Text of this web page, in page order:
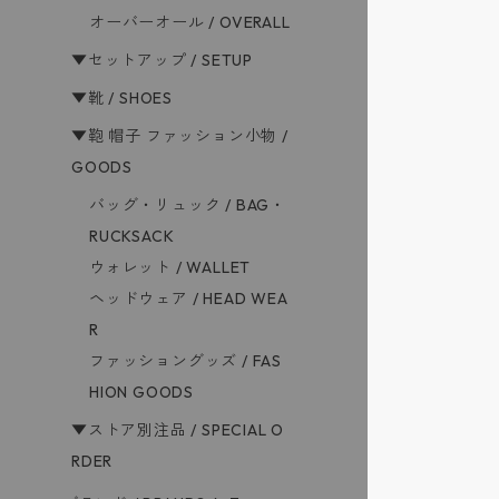
オーバーオール / OVERALL
▼セットアップ / SETUP
▼靴 / SHOES
▼鞄 帽子 ファッション小物 /
GOODS
バッグ・リュック / BAG・
RUCKSACK
ウォレット / WALLET
ヘッドウェア / HEAD WEA
R
ファッショングッズ / FAS
HION GOODS
▼ストア別注品 / SPECIAL O
RDER